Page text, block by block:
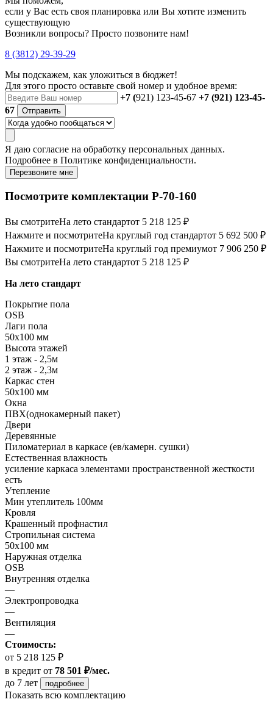
если у Вас есть своя планировка или Вы хотите изменить
существующую
Возникли вопросы? Просто позвоните нам!
8 (3812) 29-39-29
Мы подскажем, как уложиться в бюджет!
Для этого просто оставьте свой номер и удобное время:
+7 (921) 123-45-67 +7 (921) 123-45-
67
Отправить
Я даю согласие на обработку персональных данных.
Подробнее в Политике конфиденциальности.
Перезвоните мне
Посмотрите комплектации Р-70-160
Вы смотритеНа лето стандартот 5 218 125 ₽
Нажмите и посмотритеНа круглый год стандартот 5 692 500 ₽
Нажмите и посмотритеНа круглый год премиумот 7 906 250 ₽
Вы смотритеНа лето стандартот 5 218 125 ₽
На лето стандарт
Покрытие пола
OSB
Лаги пола
50х100 мм
Высота этажей
1 этаж - 2,5м
2 этаж - 2,3м
Каркас стен
50х100 мм
Окна
ПВХ(однокамерный пакет)
Двери
Деревянные
Пиломатериал в каркасе (ев/камерн. сушки)
Естественная влажность
усиление каркаса элементами пространственной жесткости
есть
Утепление
Мин утеплитель 100мм
Кровля
Крашенный профнастил
Стропильная система
50х100 мм
Наружная отделка
OSB
Внутренняя отделка
—
Электропроводка
—
Вентиляция
—
Стоимость:
от 5 218 125 ₽
в кредит от 78 501 ₽/мес.
до 7 лет
подробнее
Показать всю комплектацию